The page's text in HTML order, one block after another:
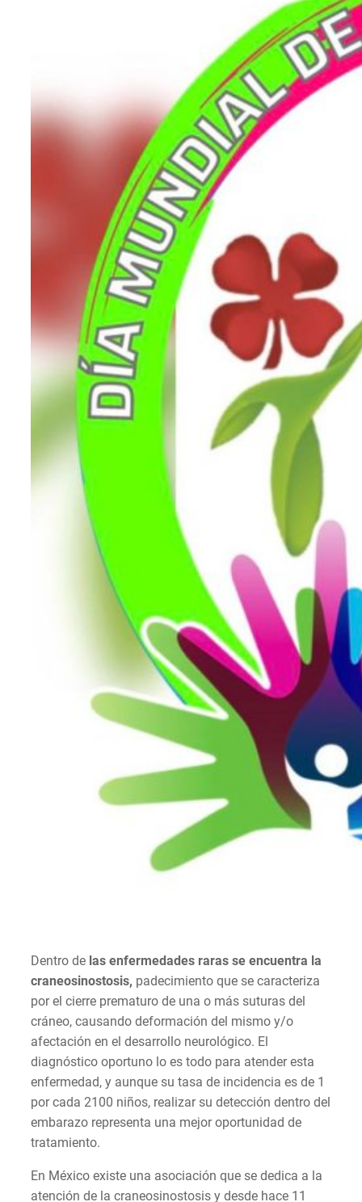
Dentro de las enfermedades raras se encuentra la
craneosinostosis, padecimiento que se caracteriza
por el cierre prematuro de una o más suturas del
cráneo, causando deformación del mismo y/o
afectación en el desarrollo neurológico. El
diagnóstico oportuno lo es todo para atender esta
enfermedad, y aunque su tasa de incidencia es de 1
por cada 2100 niños, realizar su detección dentro del
embarazo representa una mejor oportunidad de
tratamiento.
En México existe una asociación que se dedica a la
atención de la craneosinostosis y desde hace 11